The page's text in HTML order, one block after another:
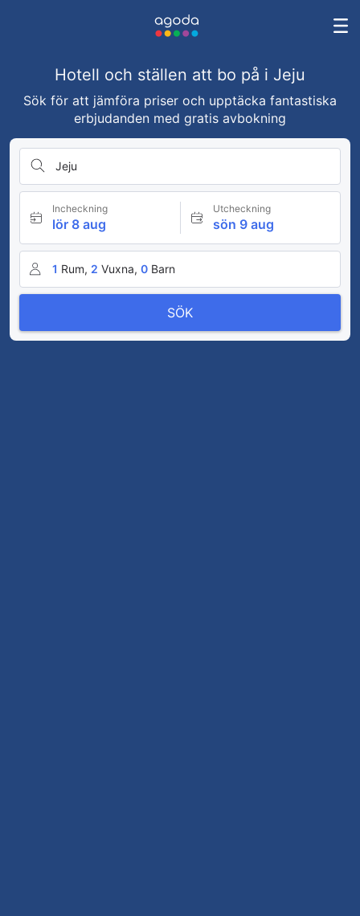
Hotell och ställen att bo på i Jeju
Sök för att jämföra priser och upptäcka fantastiska
erbjudanden med gratis avbokning
Jeju
Incheckning
lör 8 aug
Utcheckning
sön 9 aug
1 Rum, 2 Vuxna, 0 Barn
SÖK